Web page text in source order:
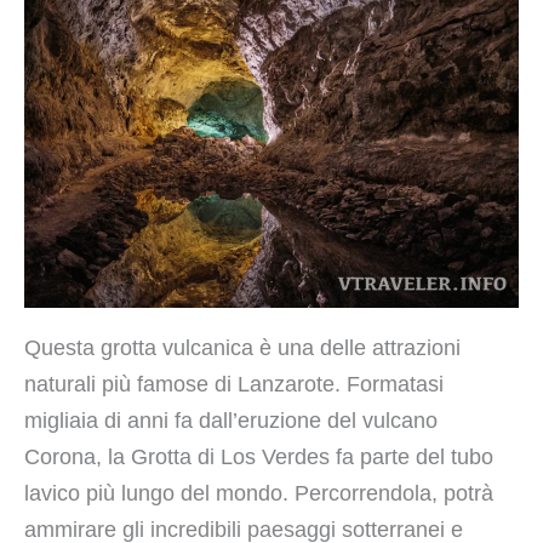
Questa grotta vulcanica è una delle attrazioni
naturali più famose di Lanzarote. Formatasi
migliaia di anni fa dall’eruzione del vulcano
Corona, la Grotta di Los Verdes fa parte del tubo
lavico più lungo del mondo. Percorrendola, potrà
ammirare gli incredibili paesaggi sotterranei e